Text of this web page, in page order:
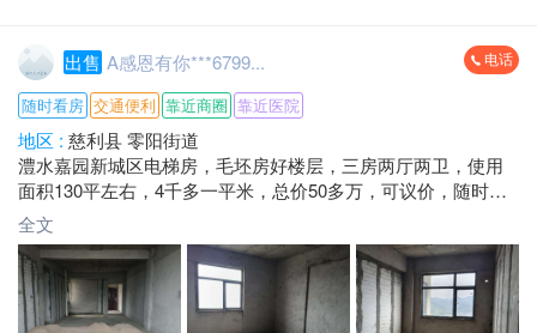
出售 A感恩有你***6799... 电话
随时看房 交通便利 靠近商圈 靠近医院
地区 : 慈利县 零阳街道
澧水嘉园新城区电梯房，毛坯房好楼层，三房两厅两卫，使用
面积130平左右，4千多一平米，总价50多万，可议价，随时看
房，支持按揭*****6799微信同号
全文